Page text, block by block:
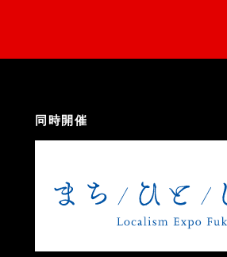
同時開催